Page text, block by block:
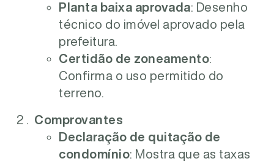
Planta baixa aprovada: Desenho
técnico do imóvel aprovado pela
prefeitura.
Certidão de zoneamento:
Confirma o uso permitido do
terreno.
Comprovantes
Declaração de quitação de
condomínio: Mostra que as taxas